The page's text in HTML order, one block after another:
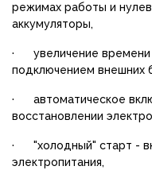
режимах работы и
аккумуляторы,
· увеличение времени
подключением внешних
· автоматическое
восстановлении
· "холодный" старт -
электропитания,